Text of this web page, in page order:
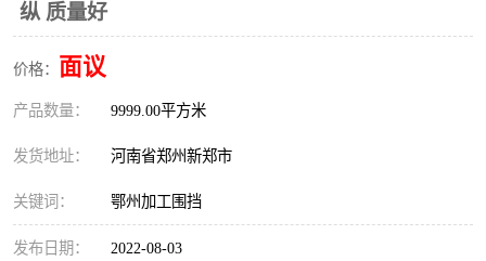
纵 质量好
价格： 面议
产品数量： 9999.00平方米
发货地址： 河南省郑州新郑市
关键词： 鄂州加工围挡
发布日期： 2022-08-03